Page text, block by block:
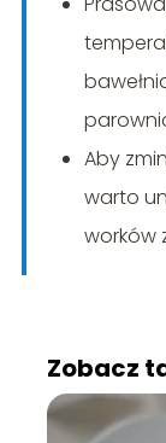
Aby
warto
worków
Zobacz